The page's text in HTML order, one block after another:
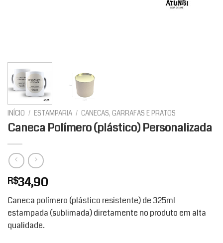
INÍCIO / ESTAMPARIA / CANECAS, GARRAFAS E PRATOS
Caneca Polímero (plástico) Personalizada
R$34,90
Caneca polímero (plástico resistente) de 325ml
estampada (sublimada) diretamente no produto em alta
qualidade.